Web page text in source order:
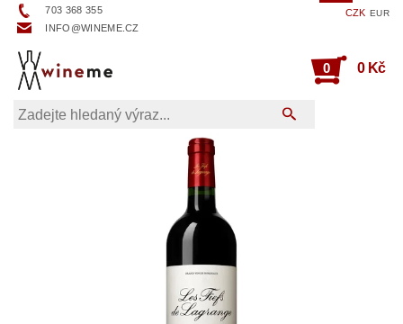
703 368 355
INFO@WINEME.CZ
CZK EUR
0 0 Kč